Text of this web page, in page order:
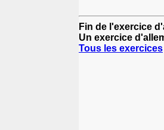
Fin de l'exercice
Un exercice
Tous les exercices